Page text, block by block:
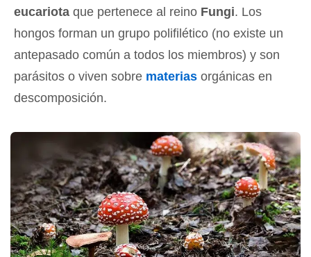
eucariota que pertenece al reino Fungi. Los
hongos forman un grupo polifilético (no existe un
antepasado común a todos los miembros) y son
parásitos o viven sobre materias orgánicas en
descomposición.